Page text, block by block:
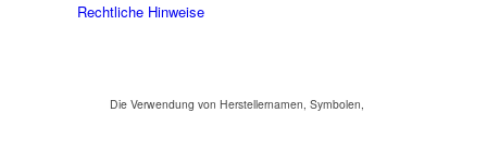
Rechtliche Hinweise
Die Verwendung von Herstellernamen, Symbolen,